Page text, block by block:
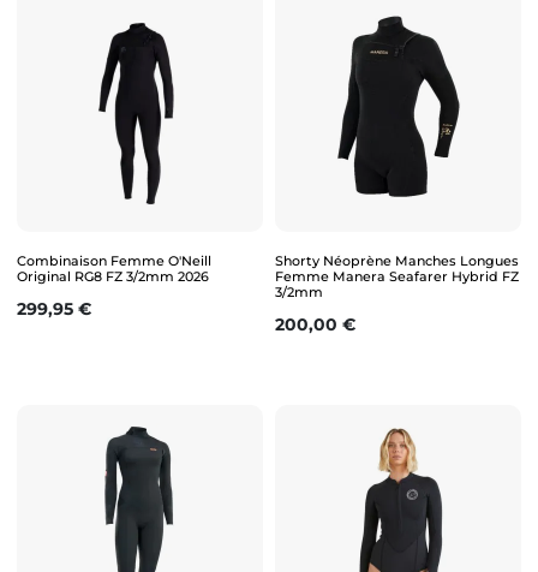
Combinaison Femme O'Neill
Original RG8 FZ 3/2mm 2026
Prix
299,95 €
Shorty Néoprène Manches Longues
Femme Manera Seafarer Hybrid FZ
3/2mm
Prix
200,00 €